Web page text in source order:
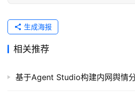
生成海报
相关推荐
基于Agent Studio构建内网舆情